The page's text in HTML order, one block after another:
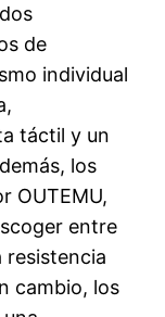
de
individual
táctil y un
los
OUTEMU,
entre
resistencia
cambio, los